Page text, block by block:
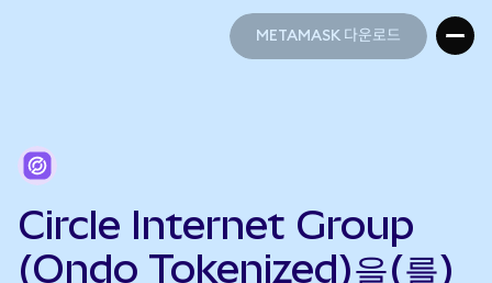
METAMASK 다운로드
Circle Internet Group
(Ondo Tokenized)을(를)